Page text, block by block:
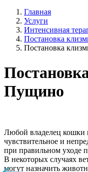
Главная
Услуги
Интенсивная
Постановка
Постановка
Пущино
Любой владелец кошки
чувствительное и
при правильном уходе
В некоторых случаях
могут назначить